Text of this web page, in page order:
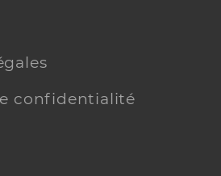
confidentialité